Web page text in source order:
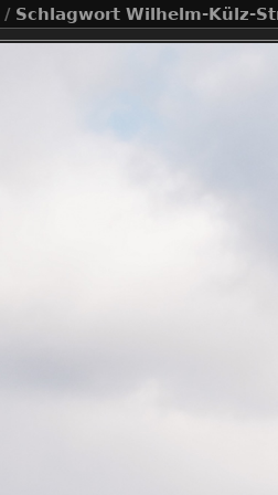
/ Schlagwort Wilhelm-Külz-